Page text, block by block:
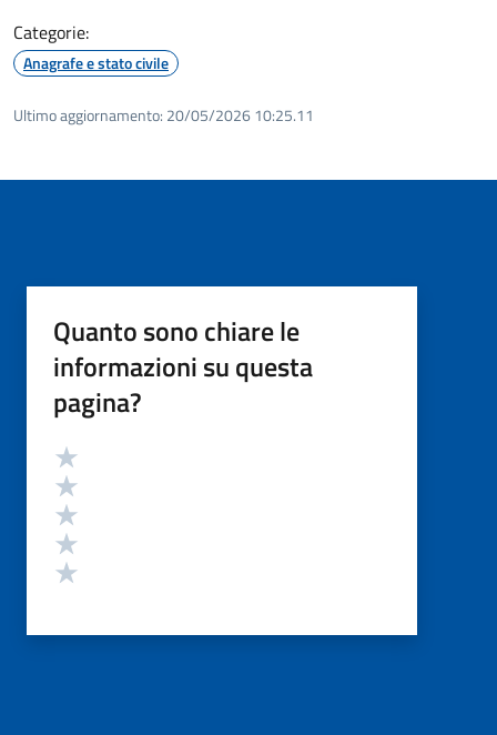
Categorie:
Anagrafe e stato civile
Ultimo aggiornamento: 20/05/2026 10:25.11
Quanto sono chiare le
informazioni su questa
pagina?
Valutazione